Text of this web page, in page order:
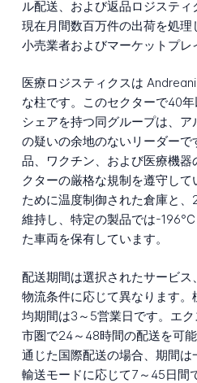
ル配送、および返品ロジステ
現在月間数百万件の出荷を処
小売業者およびマーケットプレ
医療ロジスティクスは
な柱です。このセクターで40
シェアを持つ同グループは、
の疑いの余地のないリーダー
品、ワクチン、および医療機
クターの厳格な規制を遵守し
ために温度制御された倉庫と
維持し、特定の製品では-196℃
た車両を保有しています。
配送期間は選択されたサービ
物流条件に応じて異なります
均期間は3～5営業日です。エ
市圏で24～48時間の配送を可
通じた国際配送の場合、期間
輸送モードに応じて7～45日間